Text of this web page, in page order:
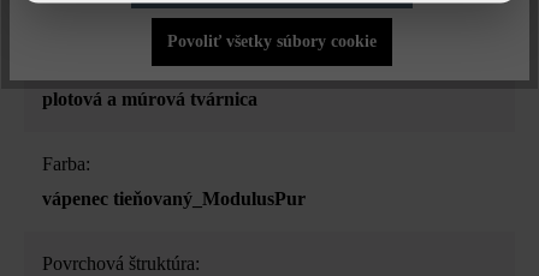
Druh produktu:
plotová a múrová tvárnica
Farba:
vápenec tieňovaný_ModulusPur
Povrchová štruktúra:
Povoliť všetky súbory cookie